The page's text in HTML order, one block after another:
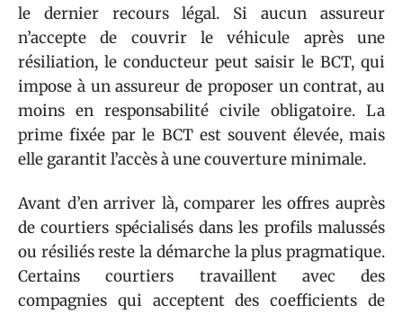
le dernier recours légal. Si aucun assureur
n’accepte de couvrir le véhicule après une
résiliation, le conducteur peut saisir le BCT, qui
impose à un assureur de proposer un contrat, au
moins en responsabilité civile obligatoire. La
prime fixée par le BCT est souvent élevée, mais
elle garantit l’accès à une couverture minimale.
Avant d’en arriver là, comparer les offres auprès
de courtiers spécialisés dans les profils malussés
ou résiliés reste la démarche la plus pragmatique.
Certains courtiers travaillent avec des
compagnies qui acceptent des coefficients de